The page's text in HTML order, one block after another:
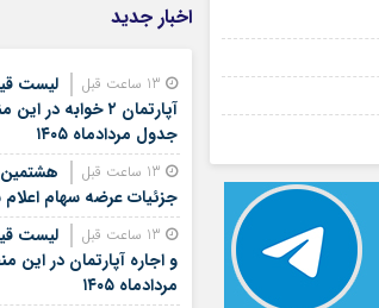
اخبار جدید
لیست
آپارتمان ۲ خوابه
جدول مردادماه ۱۴۰۵
جزئیات عرضه سهام
لیست
و اجاره آپارتمان در این
مردادماه ۱۴۰۵